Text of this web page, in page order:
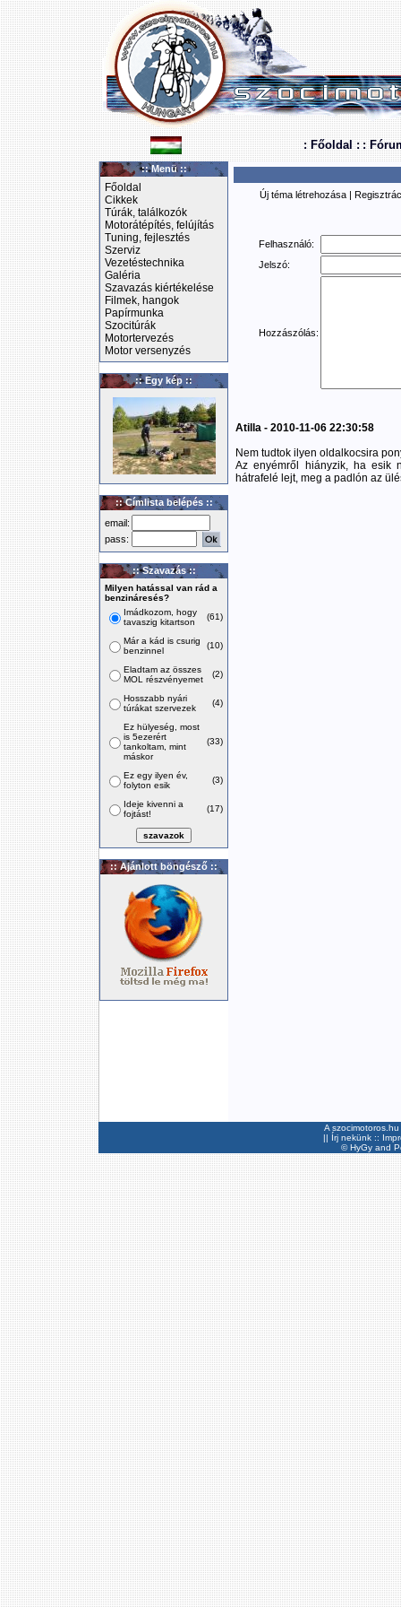
: Főoldal : :
:: Menü ::
Főoldal
Cikkek
Túrák, találkozók
Motorátépítés, felújítás
Tuning, fejlesztés
Szerviz
Vezetéstechnika
Galéria
Szavazás kiértékelése
Filmek, hangok
Papírmunka
Szocitúrák
Motortervezés
Motor versenyzés
:: Egy kép ::
:: Címlista belépés ::
email:
pass:
:: Szavazás ::
Milyen hatással van rád a
benzináresés?
Imádkozom, hogy
tavaszig kitartson
(61)
Már a kád is csurig
benzinnel
(10)
Eladtam az összes
MOL részvényemet
(2)
Hosszabb nyári
túrákat szervezek
(4)
Ez hülyeség, most
is 5ezerért
tankoltam, mint
máskor
(33)
Ez egy ilyen év,
folyton esik
(3)
Ideje kivenni a
fojtást!
(17)
:: Ajánlott böngésző ::
Új téma létrehozása |
Felhasználó:
Jelszó:
Hozzászólás:
Atilla - 2010-11-06 22:30:58
Nem tudtok ilyen oldalkocsira
Az enyémről hiányzik, ha esik
hátrafelé lejt, meg a padlón az
A
|| Írj nekünk ::
©HyGyand